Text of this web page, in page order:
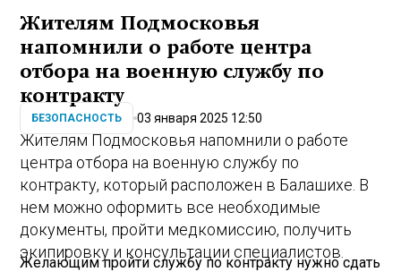
Жителям Подмосковья
напомнили о работе центра
отбора на военную службу по
контракту
БЕЗОПАСНОСТЬ 03 января 2025 12:50
Жителям Подмосковья напомнили о работе
центра отбора на военную службу по
контракту, который расположен в Балашихе. В
нем можно оформить все необходимые
документы, пройти медкомиссию, получить
экипировку и консультации специалистов.
Желающим пройти службу по контракту нужно сдать